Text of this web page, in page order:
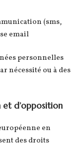
(sms,
email
personnelles
nécessité ou à des
et d’opposition
en
des droits